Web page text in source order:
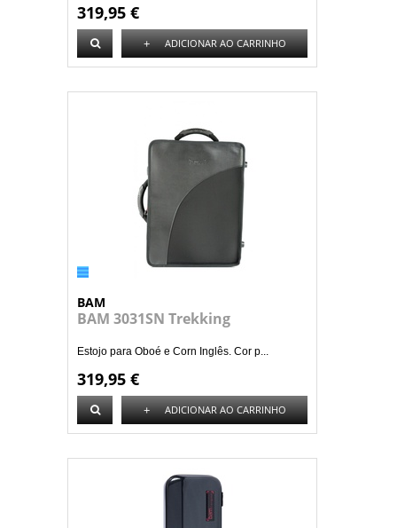
319,95 €
+ ADICIONAR AO CARRINHO
BAM
BAM 3031SN Trekking
Estojo para Oboé e Corn Inglês. Cor p...
319,95 €
+ ADICIONAR AO CARRINHO